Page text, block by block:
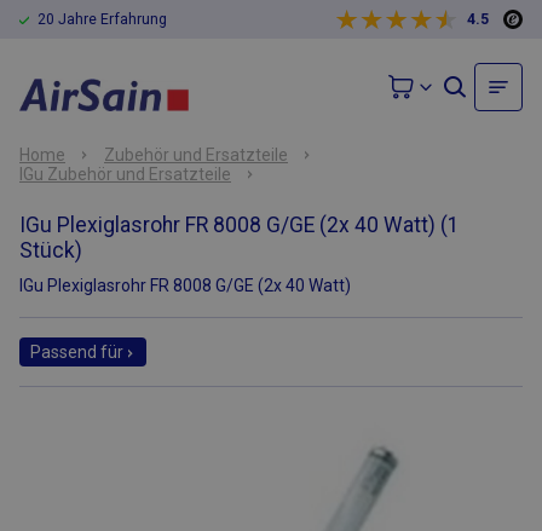
20 Jahre Erfahrung 4.5
Home
Zubehör und Ersatzteile
IGu Zubehör und Ersatzteile
IGu Plexiglasrohr FR 8008 G/GE (2x 40 Watt) (1
Stück)
IGu Plexiglasrohr FR 8008 G/GE (2x 40 Watt)
Passend für